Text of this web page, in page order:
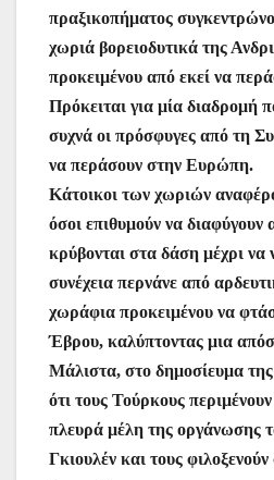
πραξικοπήματος
χωριά βορειοδυτικά της
προκειμένου από εκεί να
Πρόκειται για μία διαδρομή
συχνά οι πρόσφυγες από τη
να περάσουν στην Ευρώπη.
Κάτοικοι των χωριών
όσοι επιθυμούν να διαφύγουν
κρύβονται στα δάση μέχρι να
συνέχεια περνάνε από
χωράφια προκειμένου να
Έβρου, καλύπτοντας μια
Μάλιστα, στο δημοσίευμα
ότι τους Τούρκους
πλευρά μέλη της οργάνωσης
Γκιουλέν και τους